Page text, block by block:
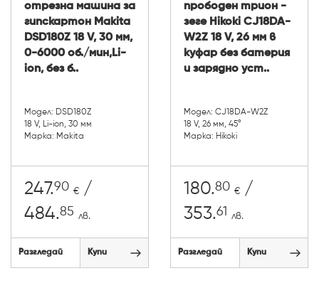
отрезна машина за
гипскартон Makita
DSD180Z 18 V, 30 мм,
0-6000 об./мин,Li-
ion, без б..
Модел: DSD180Z
18 V, Li-ion, 30 мм
Марка: Makita
247.90 € /
484.85 лв.
Разгледай Купи
прободен трион -
зеге Hikoki CJ18DA-
W2Z 18 V, 26 мм в
куфар без батерия
и зарядно уст..
Модел: CJ18DA-W2Z
18 V, 26 мм, 45°
Марка: Hikoki
180.80 € /
353.61 лв.
Разгледай Купи